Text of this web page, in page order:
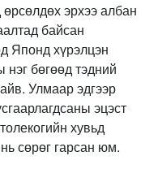
эрхээ албан
байсан
Японд хүрэлцэн
бөгөөд тэдний
Улмаар эдгээр
эцэст
хувьд
сөрөг гарсан юм.